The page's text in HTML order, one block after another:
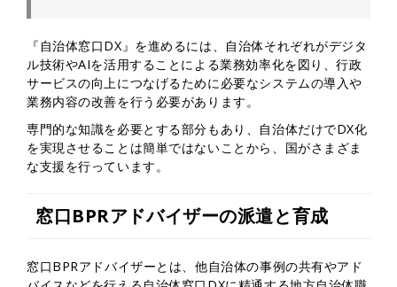
『自治体窓口DX』を進めるには、自治体それぞれがデジタ
ル技術やAIを活用することによる業務効率化を図り、行政
サービスの向上につなげるために必要なシステムの導入や
業務内容の改善を行う必要があります。
専門的な知識を必要とする部分もあり、自治体だけでDX化
を実現させることは簡単ではないことから、国がさまざま
な支援を行っています。
窓口BPRアドバイザーの派遣と育成
窓口BPRアドバイザーとは、他自治体の事例の共有やアド